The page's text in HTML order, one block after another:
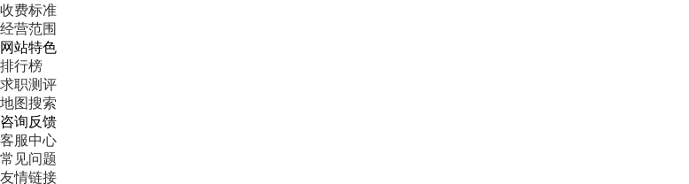
收费标准
经营范围
网站特色
排行榜
求职测评
地图搜索
咨询反馈
客服中心
常见问题
友情链接